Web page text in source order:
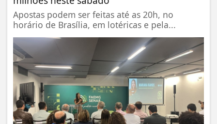
Apostas podem ser feitas até as 20h, no
horário de Brasília, em lotéricas e pela...